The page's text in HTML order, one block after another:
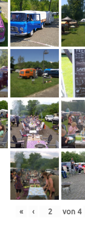
« ‹ von 4